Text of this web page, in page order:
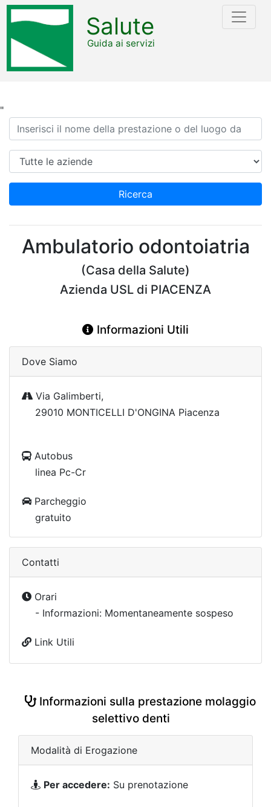
"
Salute
Guida ai servizi
Ricerca
Azienda
Ricerca
Ambulatorio odontoiatria
(Casa della Salute)
Azienda USL di PIACENZA
Informazioni Utili
Dove Siamo
Via Galimberti,
29010 MONTICELLI D'ONGINA Piacenza
Autobus
linea Pc-Cr
Parcheggio
gratuito
Contatti
Orari
- Informazioni: Momentaneamente sospeso
Link Utili
Informazioni sulla prestazione molaggio
selettivo denti
Modalità di Erogazione
Per accedere: Su prenotazione